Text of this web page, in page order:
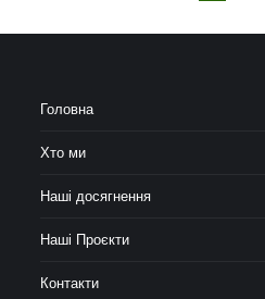
Головна
Хто ми
Наші досягнення
Наші Проєкти
Контакти